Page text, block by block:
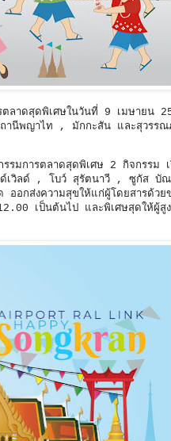
ตลาดสุดพิเศษในวันที่ 9 เมษายน
ถานีพญาไท , มักกะสัน และสุวรร
รมการตลาดสุดพิเศษ 2 กิจกรรม
ด์เวิลด์ , โบว์ สุรัตนาวี , ซูกัส บั
กส่งความสุขให้แก่ผู้โดยสารด้วย
เป็นต้นไป และพิเศษสุดให้ผู้สู